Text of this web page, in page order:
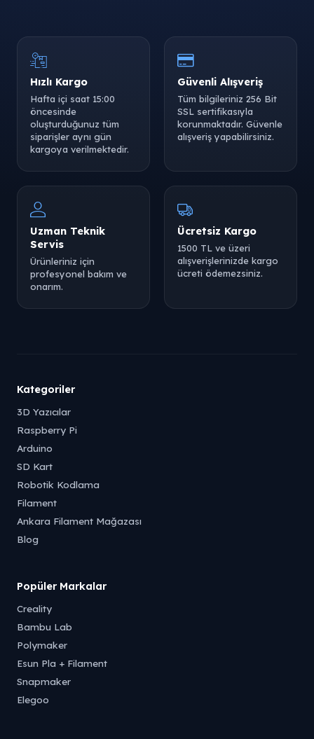
Hızlı Kargo
Hafta içi saat 15:00
öncesinde
oluşturduğunuz tüm
siparişler aynı gün
kargoya verilmektedir.
Güvenli Alışveriş
Tüm bilgileriniz 256 Bit
SSL sertifikasıyla
korunmaktadır. Güvenle
alışveriş yapabilirsiniz.
Uzman Teknik
Servis
Ürünleriniz için
profesyonel bakım ve
onarım.
Ücretsiz Kargo
1500 TL ve üzeri
alışverişlerinizde kargo
ücreti ödemezsiniz.
Kategoriler
3D Yazıcılar
Raspberry Pi
Arduino
SD Kart
Robotik Kodlama
Filament
Ankara Filament Mağazası
Blog
Popüler Markalar
Creality
Bambu Lab
Polymaker
Esun Pla + Filament
Snapmaker
Elegoo